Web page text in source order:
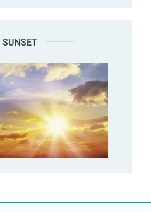
SUNSET